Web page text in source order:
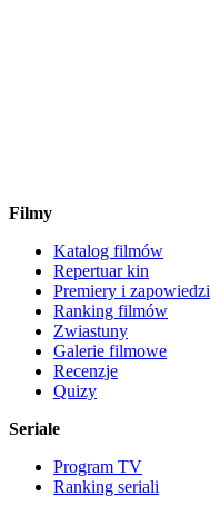
Filmy
Katalog filmów
Repertuar kin
Premiery i zapowiedzi
Ranking filmów
Zwiastuny
Galerie filmowe
Recenzje
Quizy
Seriale
Program TV
Ranking seriali